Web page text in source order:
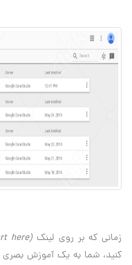
زمانی که بر روی لینک (Welcome to Data Studio! (Start here
کنید، شما به یک آموزش بصری